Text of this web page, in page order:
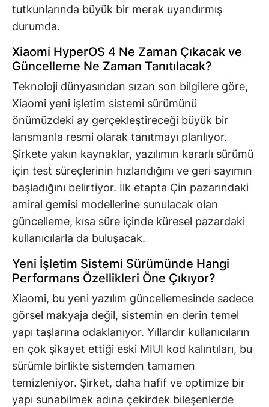
tutkunlarında büyük bir merak uyandırmış
durumda.
Xiaomi HyperOS 4 Ne Zaman Çıkacak ve
Güncelleme Ne Zaman Tanıtılacak?
Teknoloji dünyasından sızan son bilgilere göre,
Xiaomi yeni işletim sistemi sürümünü
önümüzdeki ay gerçekleştireceği büyük bir
lansmanla resmi olarak tanıtmayı planlıyor.
Şirkete yakın kaynaklar, yazılımın kararlı sürümü
için test süreçlerinin hızlandığını ve geri sayımın
başladığını belirtiyor. İlk etapta Çin pazarındaki
amiral gemisi modellerine sunulacak olan
güncelleme, kısa süre içinde küresel pazardaki
kullanıcılarla da buluşacak.
Yeni İşletim Sistemi Sürümünde Hangi
Performans Özellikleri Öne Çıkıyor?
Xiaomi, bu yeni yazılım güncellemesinde sadece
görsel makyaja değil, sistemin en derin temel
yapı taşlarına odaklanıyor. Yıllardır kullanıcıların
en çok şikayet ettiği eski MIUI kod kalıntıları, bu
sürümle birlikte sistemden tamamen
temizleniyor. Şirket, daha hafif ve optimize bir
yapı sunabilmek adına çekirdek bileşenlerde